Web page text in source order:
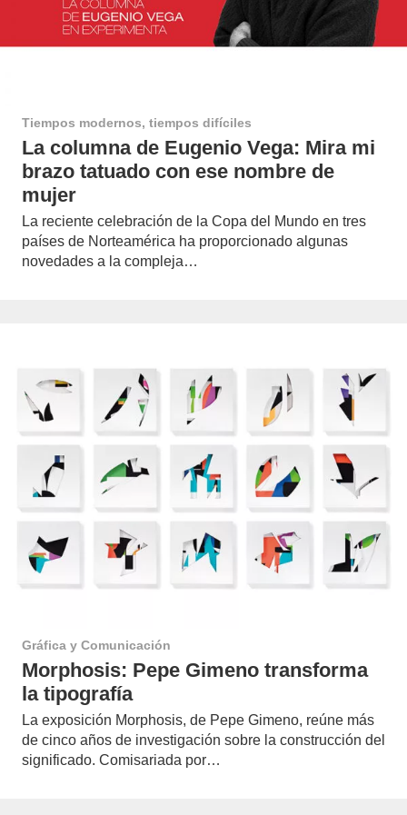
Tiempos modernos, tiempos difíciles
La columna de Eugenio Vega: Mira mi
brazo tatuado con ese nombre de
mujer
La reciente celebración de la Copa del Mundo en tres
países de Norteamérica ha proporcionado algunas
novedades a la compleja…
Gráfica y Comunicación
Morphosis: Pepe Gimeno transforma
la tipografía
La exposición Morphosis, de Pepe Gimeno, reúne más
de cinco años de investigación sobre la construcción del
significado. Comisariada por…